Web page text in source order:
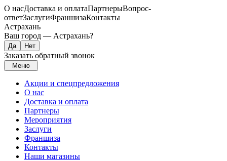
О насДоставка и оплатаПартнерыВопрос-
ответЗаслугиФраншизаКонтакты
Астрахань
Ваш город — Астрахань?
Заказать обратный звонок
Меню
Акции и спецпредложения
О нас
Доставка и оплата
Партнеры
Мероприятия
Заслуги
Франшиза
Контакты
Наши магазины